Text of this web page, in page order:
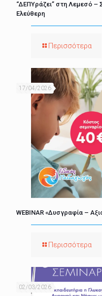
“ΔΕΠΥράζει” στη Λεμεσό –
Ελεύθερη
Περισσότερα
17/04/2026
WEBINAR «Δυσγραφία –
Περισσότερα
02/03/2026